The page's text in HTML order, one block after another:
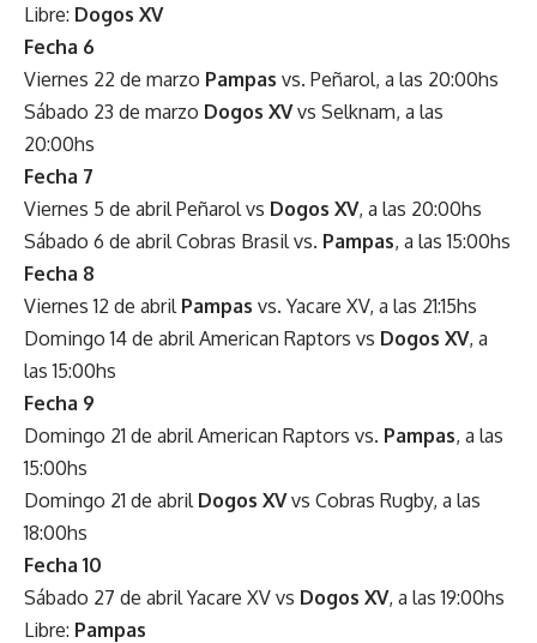
Libre: Dogos XV
Fecha 6
Viernes 22 de marzo Pampas vs. Peñarol, a las 20:00hs
Sábado 23 de marzo Dogos XVvs Selknam, a las
20:00hs
Fecha 7
Viernes 5 de abril Peñarol vs Dogos XV, a las 20:00hs
Sábado 6 de abril Cobras Brasil vs. Pampas, a las 15:00hs
Fecha 8
Viernes 12 de abril Pampas vs. Yacare XV, a las 21:15hs
Domingo 14 de abril American Raptors vs Dogos XV, a
las 15:00hs
Fecha 9
Domingo 21 de abril American Raptors vs. Pampas, a las
15:00hs
Domingo 21 de abril Dogos XVvs Cobras Rugby, a las
18:00hs
Fecha 10
Sábado 27 de abril Yacare XV vs Dogos XV, a las 19:00hs
Libre: Pampas